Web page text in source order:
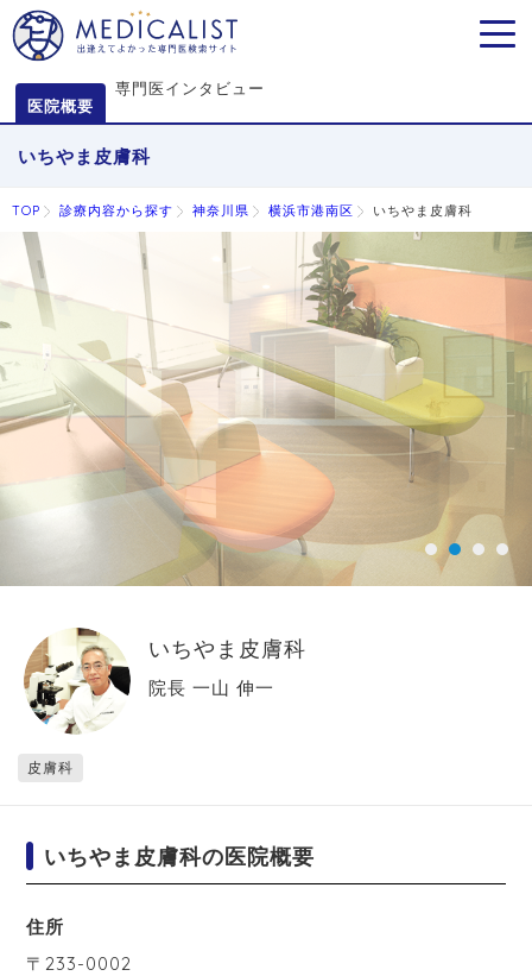
医院概要
専門医インタビュー
いちやま皮膚科
TOP 診療内容から探す 神奈川県 横浜市港南区 いちやま皮膚科
いちやま皮膚科
院長 一山 伸一
皮膚科
いちやま皮膚科の医院概要
住所
〒233-0002